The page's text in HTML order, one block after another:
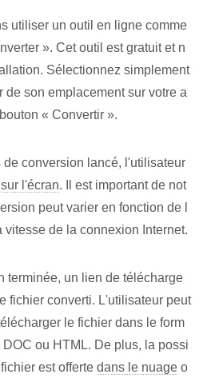
utiliser un outil en ligne comme
». Cet outil est gratuit et n
Sélectionnez simplement
de son emplacement sur votre a
« Convertir ».
conversion lancé, l'utilisateur
sur l'écran. Il est important de not
peut varier en fonction de l
de la connexion Internet.
terminée, un lien de télécharge
fichier converti. L'utilisateur peut
le fichier dans le form
ou HTML. De plus, la possi
est offerte dans le nuage o